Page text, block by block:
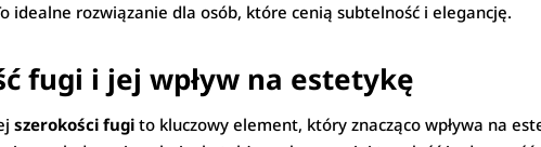
idealne rozwiązanie dla osób, które cenią subtelność i elegancję.
fugi i jej wpływ na estetykę
szerokości fugi to kluczowy element, który znacząco wpływa na